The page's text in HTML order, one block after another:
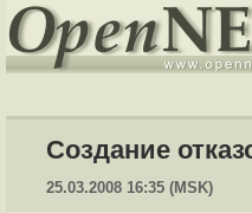
Создание
25.03.2008 16:35 (MSK)